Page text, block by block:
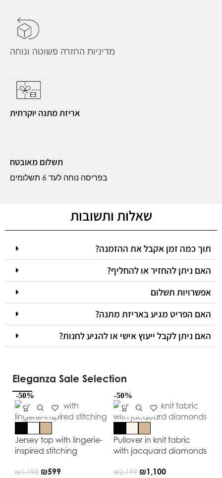
מדיניות החזרה פשוטה ונוחה
אריזת מתנה יוקרתית
תשלום מאובטח
בפריסה נוחה לעד 6 תשלומים
שאלות ותשובות
תוך כמה זמן אקבל את ההזמנה?
האם ניתן להחזיר או להחליף?
אפשרויות תשלום
האם הפריט מגיע באריזת מתנה?
האם ניתן לקבל ייעוץ אישי או להגיע לחנות?
Eleganza Sale Selection
-50%
Jersey top with lingerie-
inspired stitching
₪1,198 ₪599
-50%
Pullover in knit fabric
with jacquard diamonds
₪2,199 ₪1,100